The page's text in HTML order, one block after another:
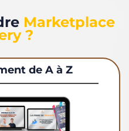
Marketplace
?
de A à Z